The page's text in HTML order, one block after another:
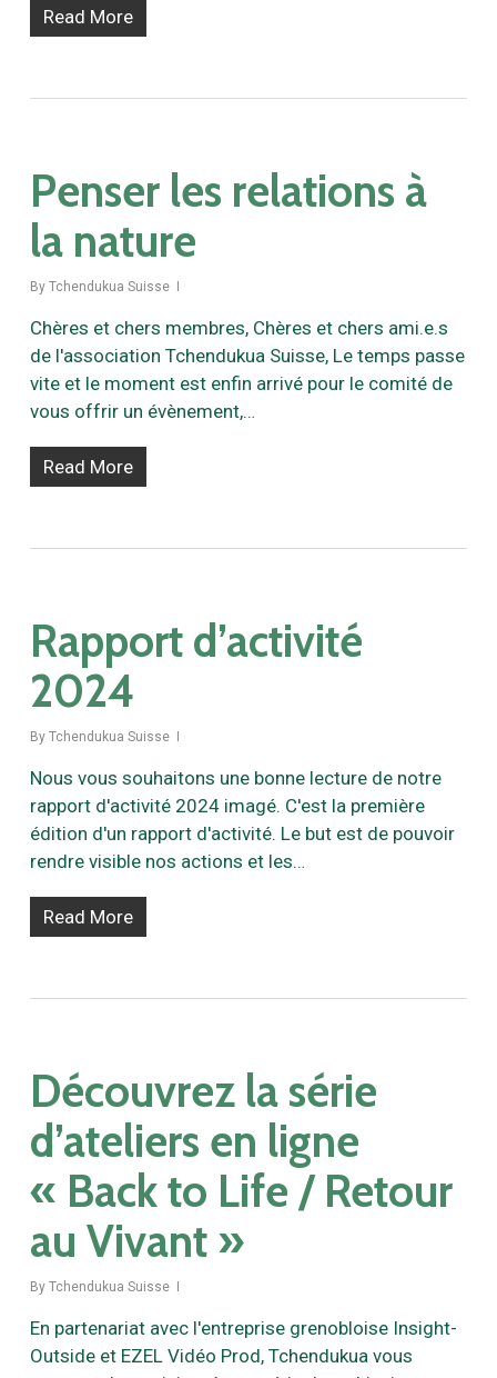
Read More
Penser les relations à
la nature
By Tchendukua Suisse
Chères et chers membres, Chères et chers ami.e.s
de l'association Tchendukua Suisse, Le temps passe
vite et le moment est enfin arrivé pour le comité de
vous offrir un évènement,…
Read More
Rapport d’activité
2024
By Tchendukua Suisse
Nous vous souhaitons une bonne lecture de notre
rapport d'activité 2024 imagé. C'est la première
édition d'un rapport d'activité. Le but est de pouvoir
rendre visible nos actions et les…
Read More
Découvrez la série
d’ateliers en ligne
« Back to Life / Retour
au Vivant »
By Tchendukua Suisse
En partenariat avec l'entreprise grenobloise Insight-
Outside et EZEL Vidéo Prod, Tchendukua vous